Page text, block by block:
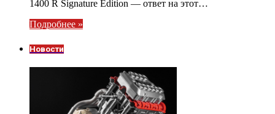
1400 R Signature Edition — ответ на этот…
Подробнее »
Новости